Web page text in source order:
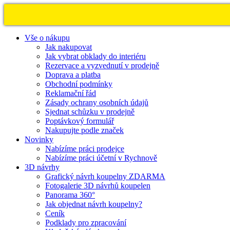
Vše o nákupu
Jak nakupovat
Jak vybrat obklady do interiéru
Rezervace a vyzvednutí v prodejně
Doprava a platba
Obchodní podmínky
Reklamační řád
Zásady ochrany osobních údajů
Sjednat schůzku v prodejně
Poptávkový formulář
Nakupujte podle značek
Novinky
Nabízíme práci prodejce
Nabízíme práci účetní v Rychnově
3D návrhy
Grafický návrh koupelny ZDARMA
Fotogalerie 3D návrhů koupelen
Panorama 360°
Jak objednat návrh koupelny?
Ceník
Podklady pro zpracování